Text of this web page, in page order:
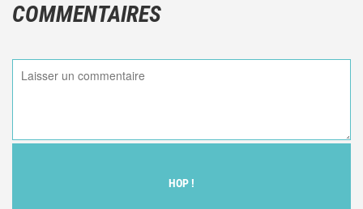
COMMENTAIRES
HOP !